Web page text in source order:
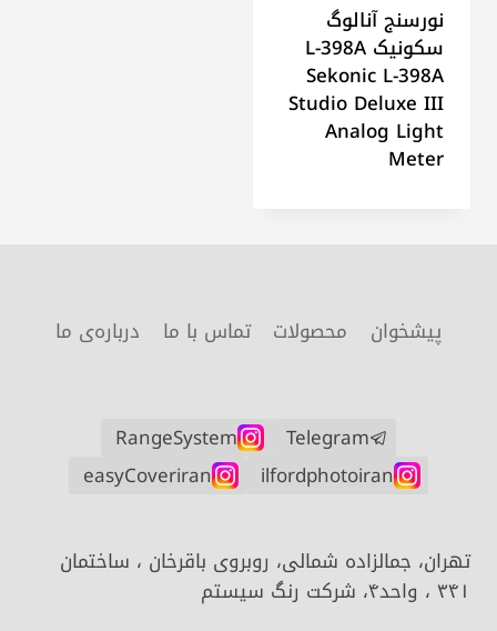
نورسنج آنالوگ
سکونیک L-398A
Sekonic L-398A
Studio Deluxe III
Analog Light
Meter
پیشخوان محصولات تماس با ما درباره‌ی ما
Telegram
RangeSystem
ilfordphotoiran
easyCoveriran
تهران، جمالزاده شمالی، روبروی باقرخان ، ساختمان
۳۴۱ ، واحد۴، شرکت رنگ سیستم